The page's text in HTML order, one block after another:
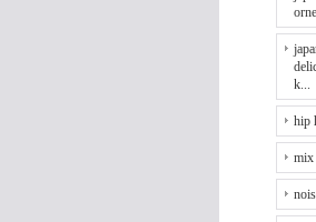
k...
hip
mix